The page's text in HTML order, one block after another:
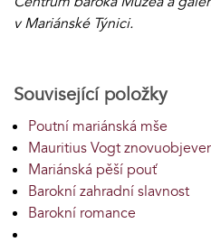
v Mariánské Týnici.
Související položky
Poutní mariánská mše
Mauritius Vogt
Mariánská pěší pouť
Barokní zahradní slavnost
Barokní romance